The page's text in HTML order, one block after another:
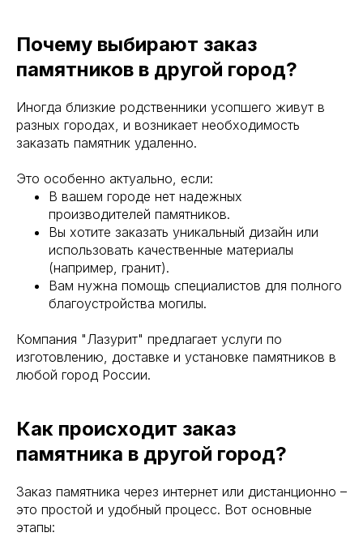
Почему выбирают заказ
памятников в другой город?
Иногда близкие родственники усопшего живут в
разных городах, и возникает необходимость
заказать памятник удаленно.
Это особенно актуально, если:
В вашем городе нет надежных
производителей памятников.
Вы хотите заказать уникальный дизайн или
использовать качественные материалы
(например, гранит).
Вам нужна помощь специалистов для полного
благоустройства могилы.
Компания "Лазурит" предлагает услуги по
изготовлению, доставке и установке памятников в
любой город России.
Как происходит заказ
памятника в другой город?
Заказ памятника через интернет или дистанционно –
это простой и удобный процесс. Вот основные
этапы: